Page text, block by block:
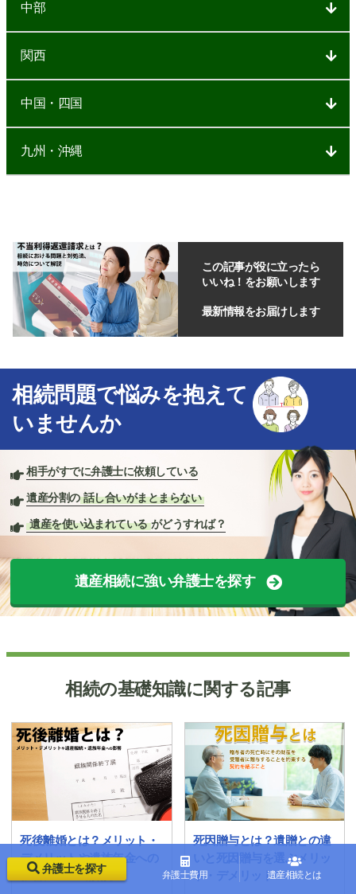
中部
関西
中国・四国
九州・沖縄
この記事が役に立ったら
いいね！をお願いします
最新情報をお届けします
相続問題で悩みを抱えて
いませんか
相手がすでに弁護士に依頼している
遺産分割の 話し合いがまとまらない
遺産を使い込まれている がどうすれば？
遺産相続に強い弁護士を探す
相続の基礎知識に関する記事
死後離婚とは？メリット・
デメリットや遺族年金への
影響について解説
死因贈与とは？遺贈との違
いと死因贈与を選ぶメリッ
ト・デメリット
弁護士を探す 弁護士費用 遺産相続とは